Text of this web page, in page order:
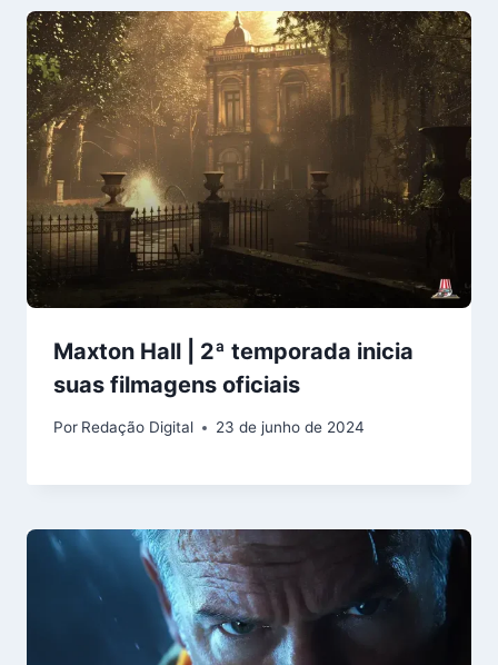
Maxton Hall | 2ª temporada inicia
suas filmagens oficiais
Por Redação Digital 23 de junho de 2024